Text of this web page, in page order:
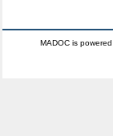
MADOC is